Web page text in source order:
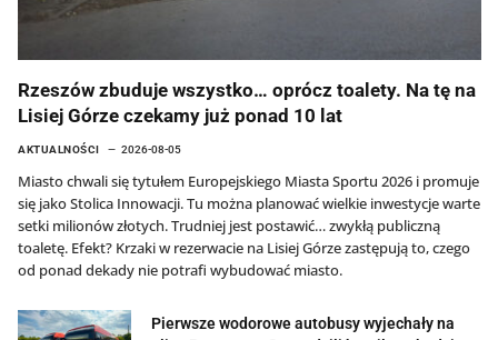
Rzeszów zbuduje wszystko… oprócz toalety. Na tę na
Lisiej Górze czekamy już ponad 10 lat
AKTUALNOŚCI 2026-08-05
Miasto chwali się tytułem Europejskiego Miasta Sportu 2026 i promuje
się jako Stolica Innowacji. Tu można planować wielkie inwestycje warte
setki milionów złotych. Trudniej jest postawić… zwykłą publiczną
toaletę. Efekt? Krzaki w rezerwacie na Lisiej Górze zastępują to, czego
od ponad dekady nie potrafi wybudować miasto.
Pierwsze wodorowe autobusy wyjechały na